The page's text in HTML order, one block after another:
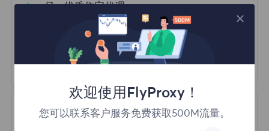
一亿+ 优质住宅代理
HTTP(S)/SOCKS5
了解更多
欢迎使用FlyProxy！
您可以联系客户服务免费获取500M流量。